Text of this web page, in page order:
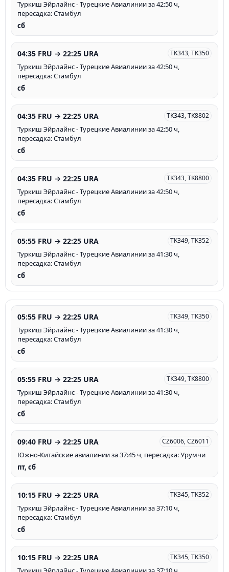
Туркиш Эйрлайнс - Турецкие Авиалинии за 42:50 ч,
пересадка: Стамбул
сб
04:35 FRU → 22:25 URA TK343, TK350
Туркиш Эйрлайнс - Турецкие Авиалинии за 42:50 ч,
пересадка: Стамбул
сб
04:35 FRU → 22:25 URA TK343, TK8802
Туркиш Эйрлайнс - Турецкие Авиалинии за 42:50 ч,
пересадка: Стамбул
сб
04:35 FRU → 22:25 URA TK343, TK8800
Туркиш Эйрлайнс - Турецкие Авиалинии за 42:50 ч,
пересадка: Стамбул
сб
05:55 FRU → 22:25 URA TK349, TK352
Туркиш Эйрлайнс - Турецкие Авиалинии за 41:30 ч,
пересадка: Стамбул
сб
05:55 FRU → 22:25 URA TK349, TK350
Туркиш Эйрлайнс - Турецкие Авиалинии за 41:30 ч,
пересадка: Стамбул
сб
05:55 FRU → 22:25 URA TK349, TK8800
Туркиш Эйрлайнс - Турецкие Авиалинии за 41:30 ч,
пересадка: Стамбул
сб
09:40 FRU → 22:25 URA CZ6006, CZ6011
Южно-Китайские авиалинии за 37:45 ч, пересадка: Урумчи
пт, сб
10:15 FRU → 22:25 URA TK345, TK352
Туркиш Эйрлайнс - Турецкие Авиалинии за 37:10 ч,
пересадка: Стамбул
сб
10:15 FRU → 22:25 URA TK345, TK350